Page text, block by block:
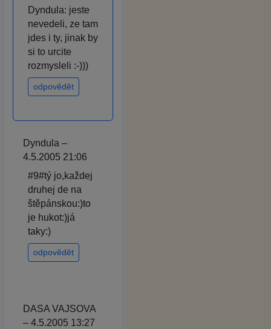
Dyndula: jeste
nevedeli, ze tam
jdes i ty, jinak by
si to urcite
rozmysleli :-)))
odpovědět
Dyndula –
4.5.2005 21:06
#9#tý jo,každej
druhej de na
štěpánskou:)to
je hukot:)já
taky:)
odpovědět
DASA VAJSOVA
– 4.5.2005 13:27